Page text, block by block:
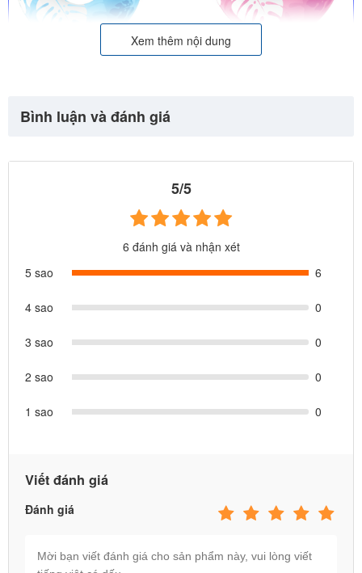
Xem thêm nội dung
Bình luận và đánh giá
5/5
6 đánh giá và nhận xét
5 sao
6
4 sao 0
3 sao 0
2 sao 0
1 sao 0
Viết đánh giá
Đánh giá